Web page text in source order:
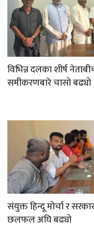
विभिन्न दलका शीर्ष
समीकरणबारे चासो बढ्यो
संयुक्त हिन्दू मोर्चा र
छलफल अघि बढ्यो